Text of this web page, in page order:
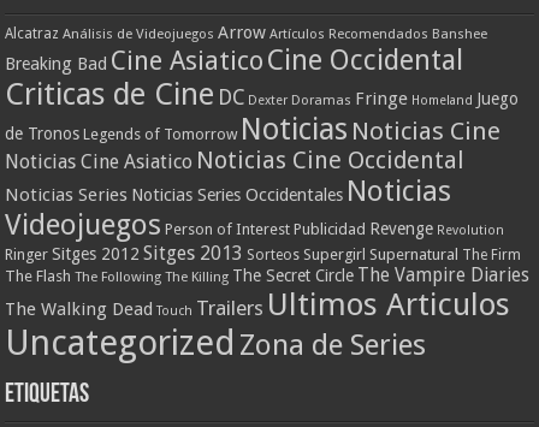
Alcatraz Análisis de Videojuegos Arrow Artículos Recomendados Banshee
Breaking Bad Cine AsiaticoCine Occidental
Criticas de Cine DC Dexter Doramas Fringe Homeland Juego
de Tronos Legends of Tomorrow Noticias Noticias Cine
Noticias Cine Asiatico Noticias Cine Occidental
Noticias Series Noticias Series Occidentales Noticias
Videojuegos Person of Interest Publicidad Revenge Revolution
Ringer Sitges 2012 Sitges 2013 Sorteos Supergirl Supernatural The Firm
The Flash The Following The Killing The Secret Circle The Vampire Diaries
The Walking Dead Touch Trailers Ultimos Articulos
Uncategorized Zona de Series
Etiquetas